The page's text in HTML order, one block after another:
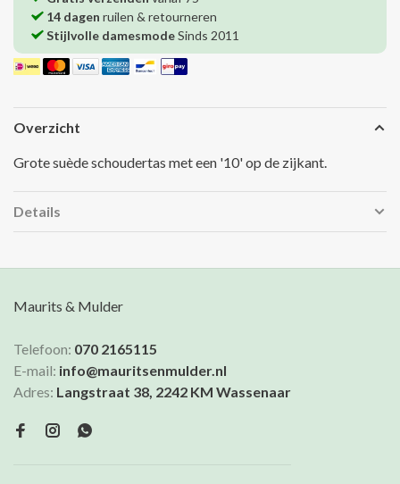
14 dagen ruilen & retourneren
Stijlvolle damesmodeSinds 2011
Overzicht
Grote suède schoudertas met een '10' op de zijkant.
Details
Maurits & Mulder
Telefoon: 070 2165115
E-mail: info@mauritsenmulder.nl
Adres: Langstraat 38, 2242 KM Wassenaar